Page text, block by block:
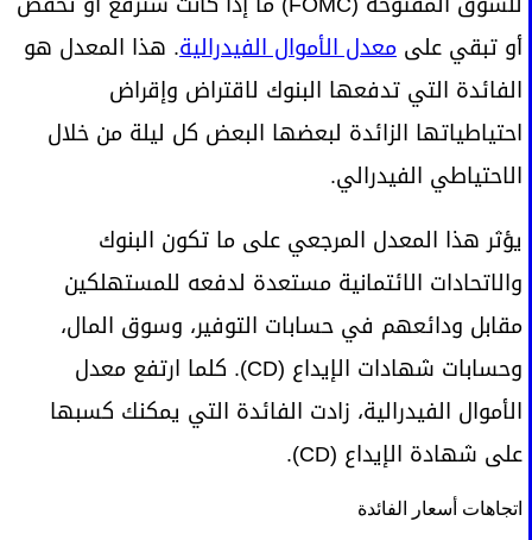
أو تبقي على معدل الأموال الفيدرالية. هذا المعدل هو
الفائدة التي تدفعها البنوك لاقتراض وإقراض
احتياطياتها الزائدة لبعضها البعض كل ليلة من خلال
الاحتياطي الفيدرالي.
يؤثر هذا المعدل المرجعي على ما تكون البنوك
والاتحادات الائتمانية مستعدة لدفعه للمستهلكين
مقابل ودائعهم في حسابات التوفير، وسوق المال،
وحسابات شهادات الإيداع (CD). كلما ارتفع معدل
الأموال الفيدرالية، زادت الفائدة التي يمكنك كسبها
على شهادة الإيداع (CD).
اتجاهات أسعار الفائدة